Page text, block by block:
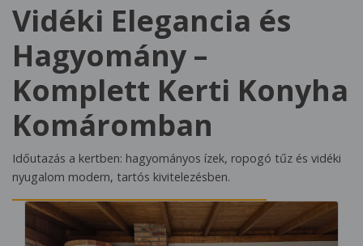
REFERENCIÁK
KEDVCSINÁLÓ
KAPCSOLAT
ETIKAI KÓDEX
Vidéki Elegancia és
Hagyomány –
Komplett Kerti Konyha
Komáromban
Időutazás a kertben: hagyományos ízek, ropogó tűz és vidéki
nyugalom modern, tartós kivitelezésben.